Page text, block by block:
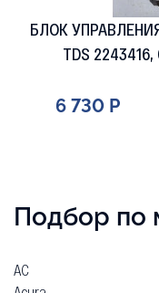
БЛОК
TDS 2243416,
6 730 Р
Подбор по
AC